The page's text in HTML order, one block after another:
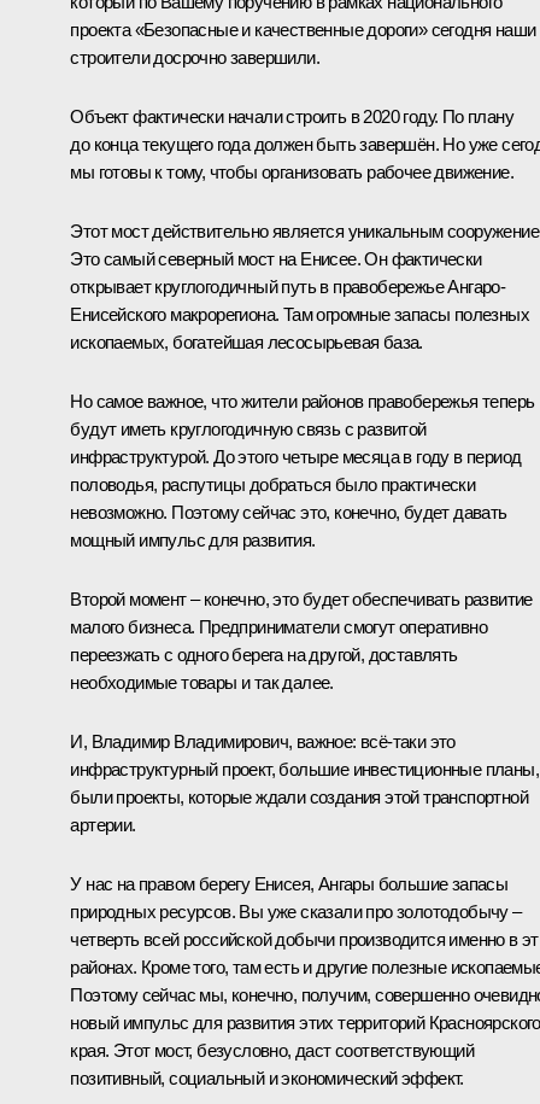
проекта «Безопасные и качественные дороги» сегодня наши
строители досрочно завершили.
Объект фактически начали строить в 2020 году. По плану
до конца текущего года должен быть завершён. Но уже
мы готовы к тому, чтобы организовать рабочее движение.
Этот мост действительно является уникальным
Это самый северный мост на Енисее. Он фактически
открывает круглогодичный путь в правобережье Ангаро-
Енисейского макрорегиона. Там огромные запасы полезных
ископаемых, богатейшая лесосырьевая база.
Но самое важное, что жители районов правобережья теперь
будут иметь круглогодичную связь с развитой
инфраструктурой. До этого четыре месяца в году в период
половодья, распутицы добраться было практически
невозможно. Поэтому сейчас это, конечно, будет давать
мощный импульс для развития.
Второй момент – конечно, это будет обеспечивать развитие
малого бизнеса. Предприниматели смогут оперативно
переезжать с одного берега на другой, доставлять
необходимые товары и так далее.
И, Владимир Владимирович, важное: всё-таки это
инфраструктурный проект, большие инвестиционные планы,
были проекты, которые ждали создания этой транспортной
артерии.
У нас на правом берегу Енисея, Ангары большие запасы
природных ресурсов. Вы уже сказали про золотодобычу –
четверть всей российской добычи производится именно в
районах. Кроме того, там есть и другие полезные
Поэтому сейчас мы, конечно, получим, совершенно
новый импульс для развития этих территорий Красноярского
края. Этот мост, безусловно, даст соответствующий
позитивный, социальный и экономический эффект.